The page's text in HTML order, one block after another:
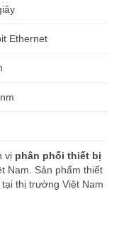
Ethernet
vị phân phối thiết bị
Nam. Sản phẩm thiết
thị trường Việt Nam